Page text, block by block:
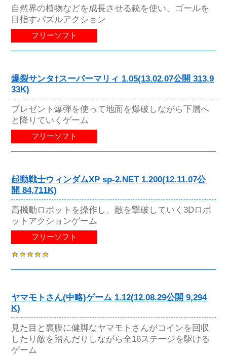
自然界の植物などを成長させる銃を使い、ゴールを
目指すパズルアクション
フリーソフト
爆裂サンタ†スーパーマリィ 1.05(13.02.07公開 313,9
33K)
プレゼント爆弾を使って地面を爆破しながら下層へ
と降りていくゲーム
フリーソフト
起動戦士ウィンダムXP sp-2.NET 1.200(12.11.07公
開 84,711K)
高機動ロボットを操作し、敵を撃破していく3Dロボ
ットアクションゲーム
フリーソフト
ヤマモトさん(中略)ゲーム 1.12(12.08.29公開 9,294
K)
見た目と裏腹に健脚なヤマモトさんがコインを回収
したり敵を踏んだりしながら全16ステージを駆ける
ゲーム